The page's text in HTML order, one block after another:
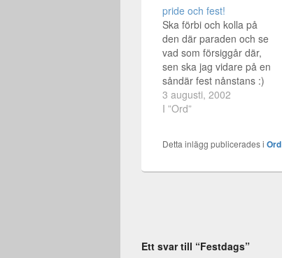
pride och fest!
Ska förbi och kolla på
den där paraden och se
vad som försiggår där,
sen ska jag vidare på en
såndär fest nånstans :)
Ska nog kunna bli en
underbar dag idag :)
3 augusti, 2002
I ”Ord”
Detta inlägg publicerades i Ord
Ett svar till “Festdags”